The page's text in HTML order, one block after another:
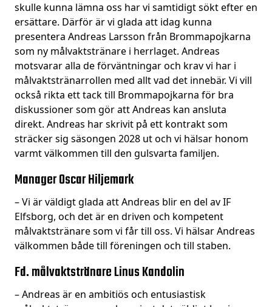
skulle kunna lämna oss har vi samtidigt sökt efter en
ersättare. Därför är vi glada att idag kunna
presentera Andreas Larsson från Brommapojkarna
som ny målvaktstränare i herrlaget. Andreas
motsvarar alla de förväntningar och krav vi har i
målvaktstränarrollen med allt vad det innebär. Vi vill
också rikta ett tack till Brommapojkarna för bra
diskussioner som gör att Andreas kan ansluta
direkt. Andreas har skrivit på ett kontrakt som
sträcker sig säsongen 2028 ut och vi hälsar honom
varmt välkommen till den gulsvarta familjen.
Manager Oscar Hiljemark
– Vi är väldigt glada att Andreas blir en del av IF
Elfsborg, och det är en driven och kompetent
målvaktstränare som vi får till oss. Vi hälsar Andreas
välkommen både till föreningen och till staben.
Fd. målvaktstränare Linus Kandolin
– Andreas är en ambitiös och entusiastisk